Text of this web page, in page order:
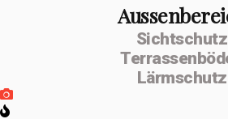
Sichtschutz
Lärmschutz